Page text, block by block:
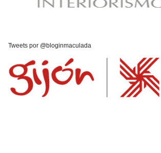
Tweets por @bloginmaculada